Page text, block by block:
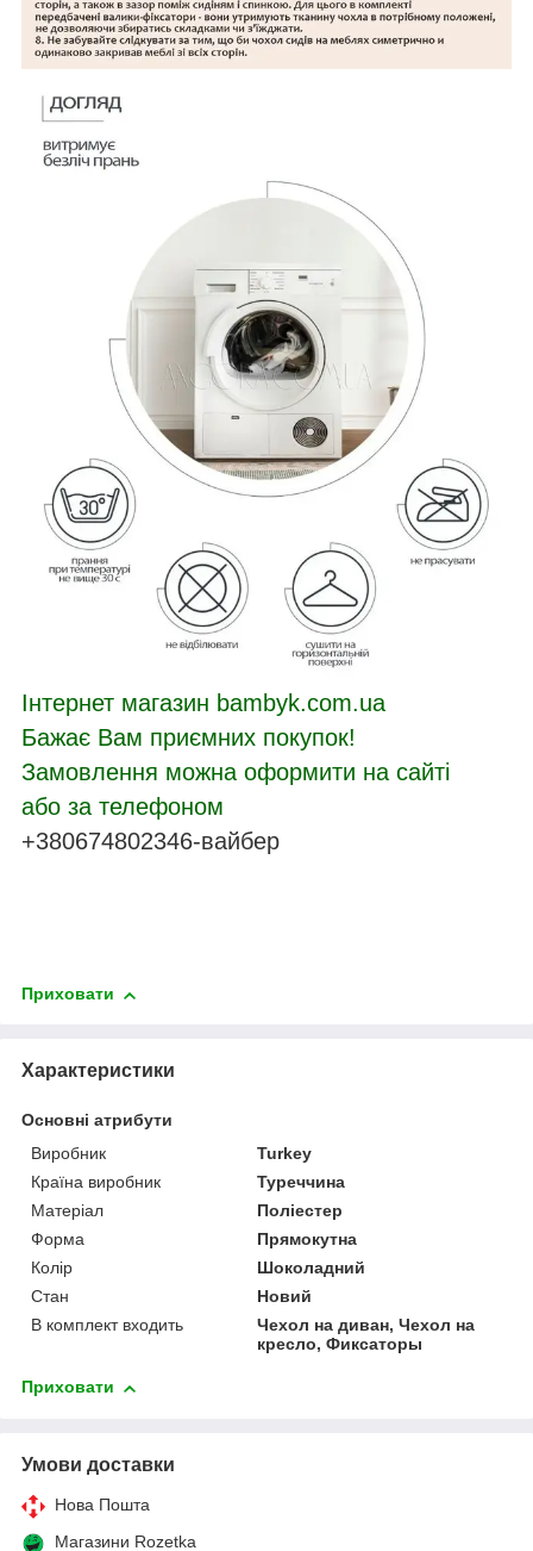
Інтернет магазин bambyk.com.ua
Бажає Вам приємних покупок!
Замовлення можна оформити на сайті
або за телефоном
+380674802346-вайбер
Приховати
Характеристики
Основні атрибути
Виробник
Turkey
Країна виробник
Туреччина
Матеріал
Поліестер
Форма
Прямокутна
Колір
Шоколадний
Стан
Новий
В комплект входить
Чехол на диван, Чехол на
кресло, Фиксаторы
Приховати
Умови доставки
Нова Пошта
Магазини Rozetka